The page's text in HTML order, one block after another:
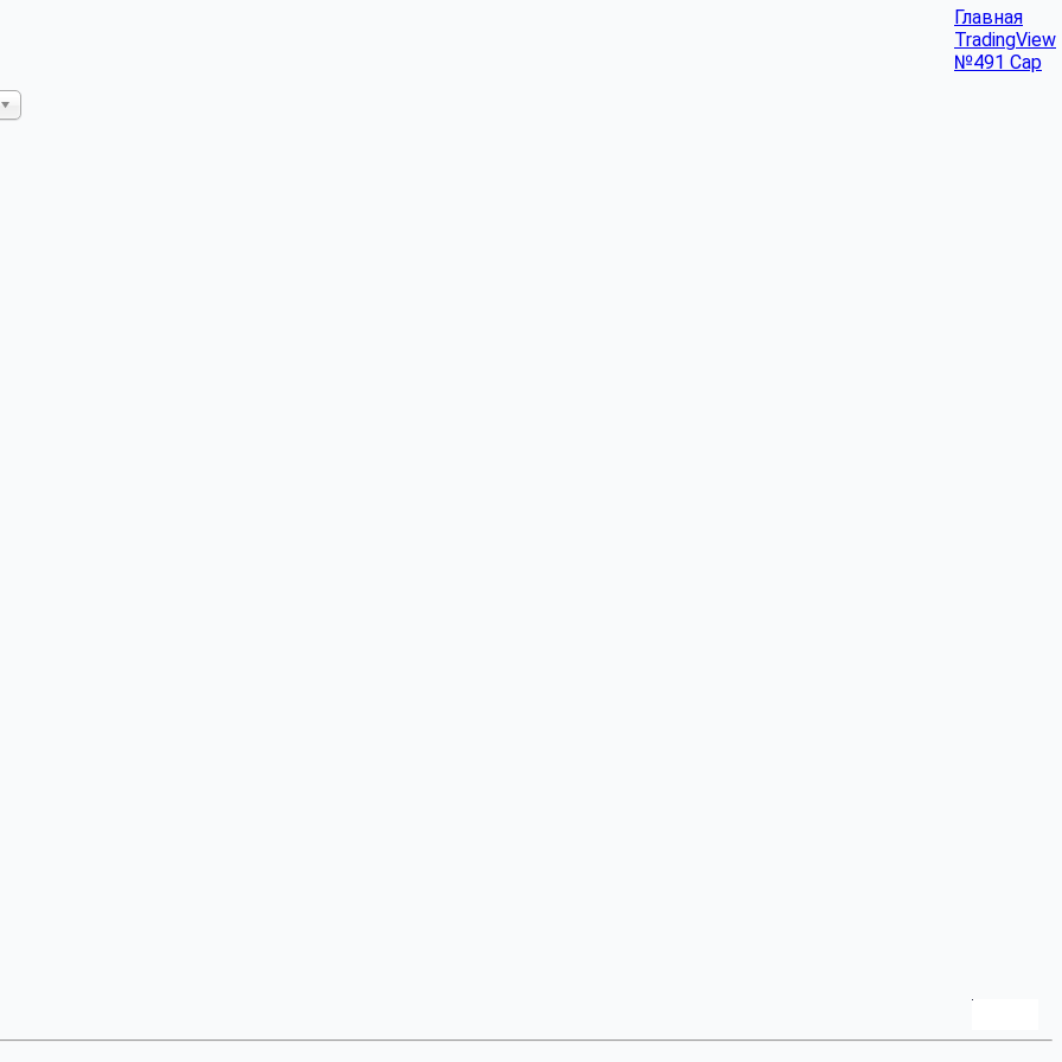
Главная
TradingView
№491 Cap